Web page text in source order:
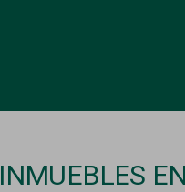
INMUEBLES